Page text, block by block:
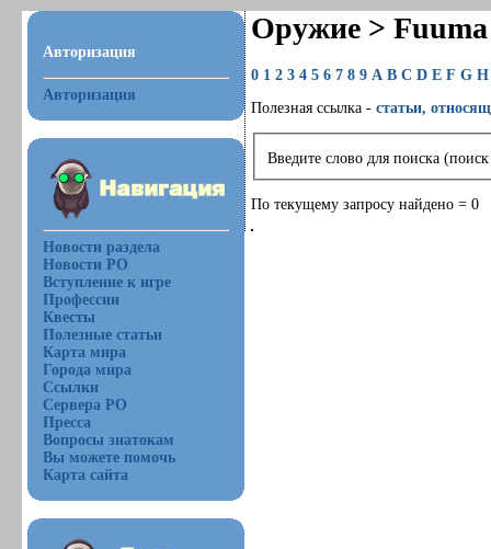
Авторизация
Авторизация
Новости раздела
Новости РО
Вступление к игре
Профессии
Квесты
Полезные статьи
Карта мира
Города мира
Ссылки
Сервера РО
Пресса
Вопросы знатокам
Вы можете помочь
Карта сайта
Оружие >
0 1 2 3 4 5 6 7 8 9 A B C D E F G H
Полезная ссылка -статьи,
Введите слово для поиска
По текущему запросу найдено = 0